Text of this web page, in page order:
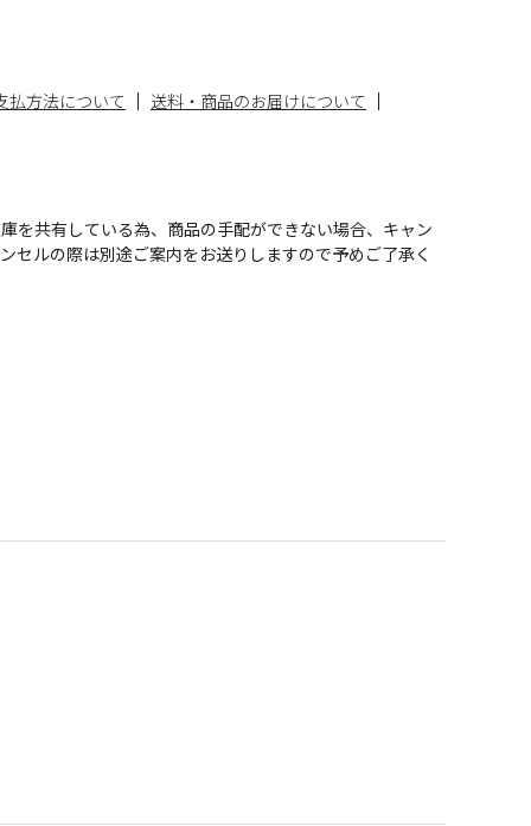
払方法について 送料・商品のお届けについて
を共有している為、商品の手配ができない場合、キャン
セルの際は別途ご案内をお送りしますので予めご了承く